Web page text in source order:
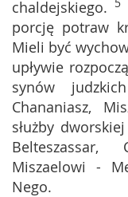
chaldejskiego. 5
porcję potraw
Mieli być
upływie
synów
Chananiasz,
służby
Belteszassar,
Miszaelowi -
Nego.